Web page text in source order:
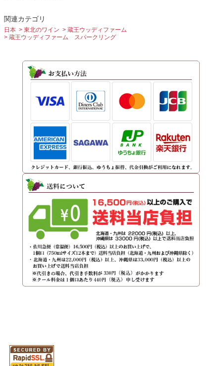
関連カテゴリ
日本 東北のワイン
蔵王ウッディファーム
蔵王ウッディファーム スパークリング